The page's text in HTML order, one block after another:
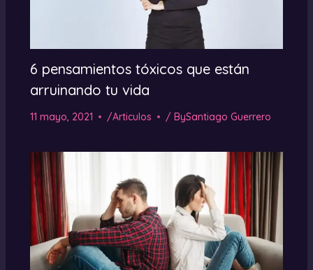
6 pensamientos tóxicos que están
arruinando tu vida
11 mayo, 2021 /Articulos / BySantiago Guerrero